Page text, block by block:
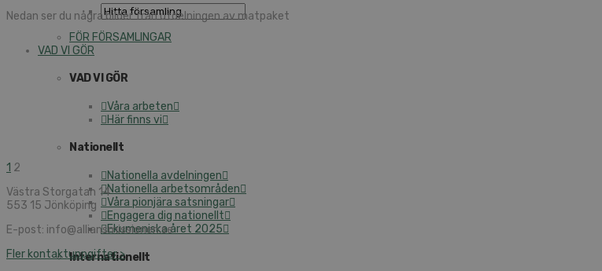
FÖR FÖRSAMLINGAR
VAD VI GÖR
VAD VI GÖR
Våra arbeten
Här finns vi
Nationellt
Nationella avdelningen
Nationella arbetsområden
Våra pionjära satsningar
Engagera dig nationellt
Ekumeniska året 2025
Internationellt
Nedan ser du några bilder från utdelningen av matpaket
1 2
Västra Storgatan 14
553 15 Jönköping
E-post: info@alliansmissionen.se
Fler kontaktuppgifter >